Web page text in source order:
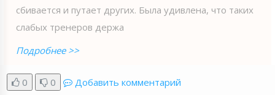
сбивается и путает других. Была удивлена, что таких
слабых тренеров держа
Подробнее >>
0 0 Добавить комментарий